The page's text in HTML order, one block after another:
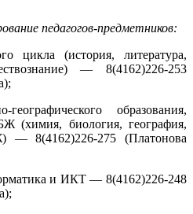
педагогов-предметников:
цикла (история, литература,
— 8(4162)226-253
образования,
(химия, биология, география,
— 8(4162)226-275 (Платонова
и ИКТ — 8(4162)226-248